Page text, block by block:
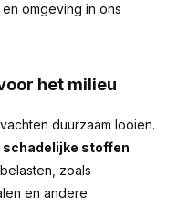
omgeving in ons
het milieu
duurzaam looien.
schadelijke stoffen
zoals
en andere